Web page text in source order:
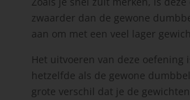
zwaarder dan de gewone
aan om met een veel lager
Het uitvoeren van deze oefening
hetzelfde als de gewone
grote verschil dat je de